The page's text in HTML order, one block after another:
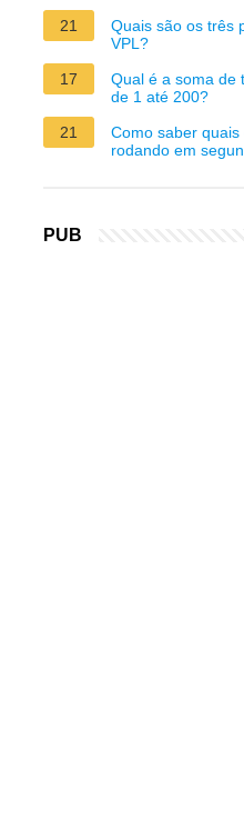
21
Quais são os três
VPL?
17
Qual é a soma de
de 1 até 200?
21
Como saber
rodando em
PUB